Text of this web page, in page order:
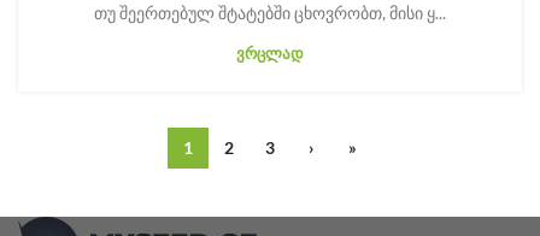
თუ შეერთებულ შტატებში ცხოვრობთ, მისი ყ...
ᲕᲠᲪᲚᲐᲓ
1 2 3 › »